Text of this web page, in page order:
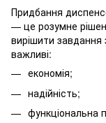
Придбання
— це розумне
вирішити
важливі:
економія;
надійність;
функціональна